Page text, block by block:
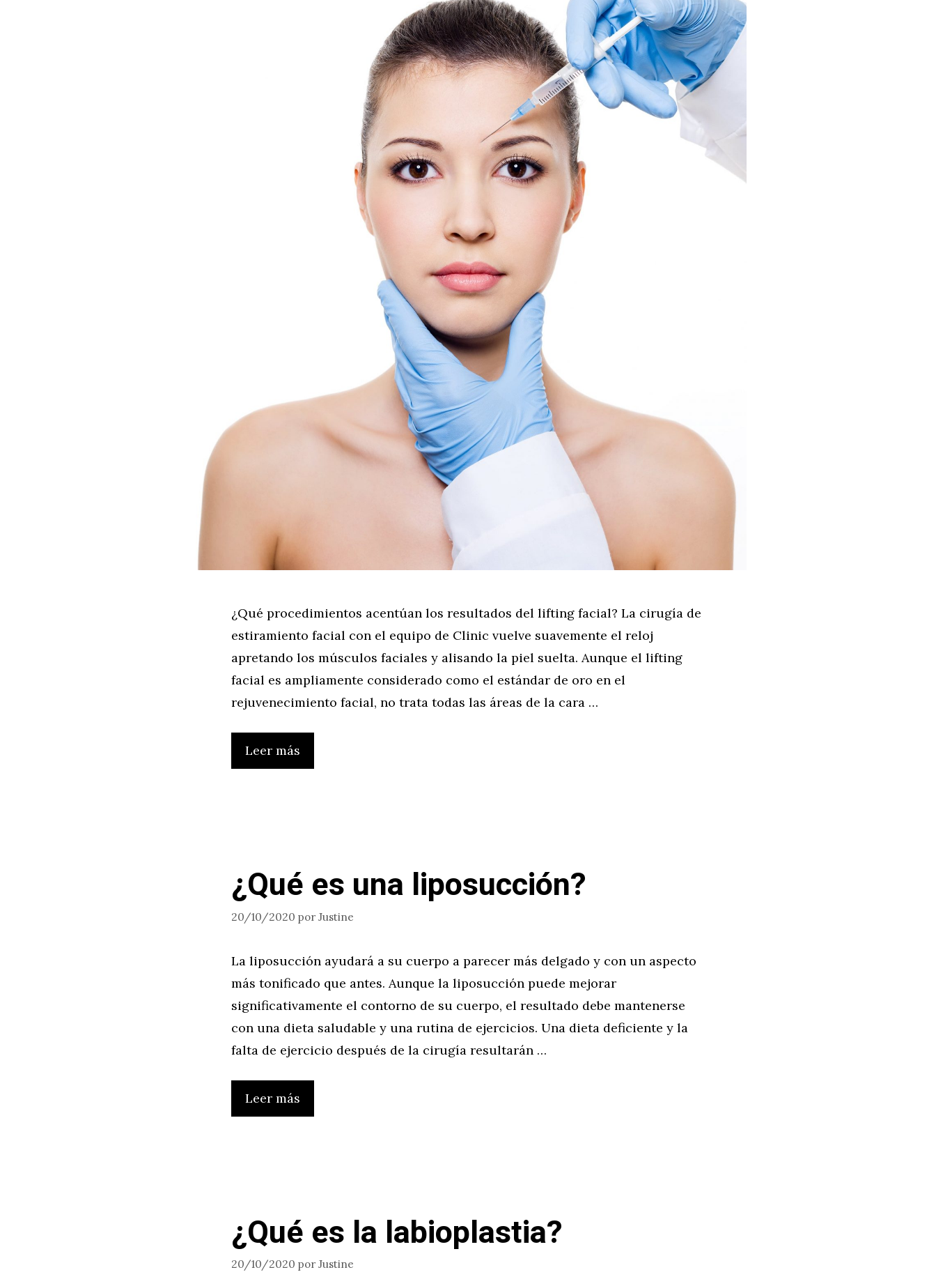
¿Qué procedimientos acentúan los resultados del lifting facial? La cirugía de
estiramiento facial con el equipo de Clinic vuelve suavemente el reloj
apretando los músculos faciales y alisando la piel suelta. Aunque el lifting
facial es ampliamente considerado como el estándar de oro en el
rejuvenecimiento facial, no trata todas las áreas de la cara …
Leer más
¿Qué es una liposucción?
20/10/2020 por Justine
La liposucción ayudará a su cuerpo a parecer más delgado y con un aspecto
más tonificado que antes. Aunque la liposucción puede mejorar
significativamente el contorno de su cuerpo, el resultado debe mantenerse
con una dieta saludable y una rutina de ejercicios. Una dieta deficiente y la
falta de ejercicio después de la cirugía resultarán …
Leer más
¿Qué es la labioplastia?
20/10/2020 por Justine